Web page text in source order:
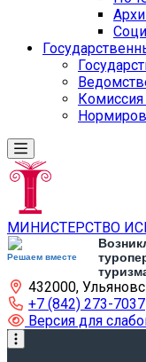
МИНИСТЕРСТВО
Решаем вместе
432000,
+7 (842) 273-7037
Версия для